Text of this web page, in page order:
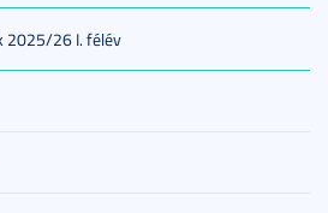
2025/26 I. félév